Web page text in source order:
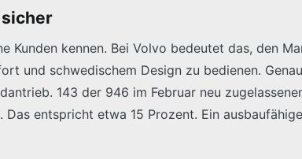
Kunden kennen. Bei Volvo bedeutet das, den
und schwedischem Design zu bedienen.
143 der 946 im Februar neu
Das entspricht etwa 15 Prozent. Ein